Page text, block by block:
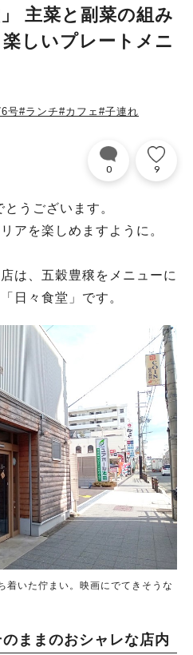
主菜と副菜の組み
しいプレートメニ
号#ランチ#カフェ #子連れ
0 9
うございます。
アを楽しめますように。
は、五穀豊穣をメニューに
日々食堂」です。
着いた佇まい。映画にでてきそうな
ままのおシャレな店内